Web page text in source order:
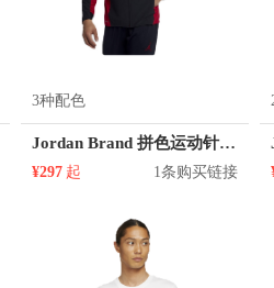
3种配色
Jordan Brand 拼色运动针织夹克 887441
¥297 起 1条购买链接